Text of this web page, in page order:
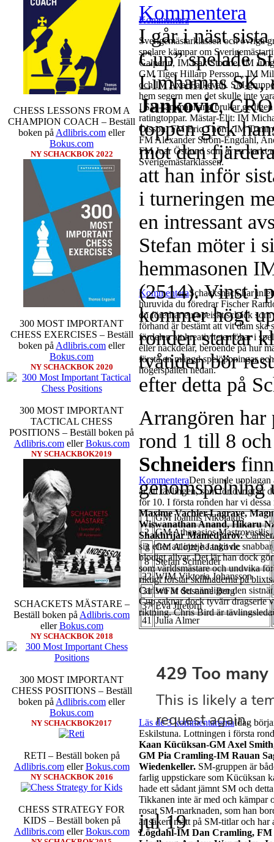
CHESS LESSONS FROM A
CHAMPION COACH – Beställ
boken på Adlibris.com eller
Bokus.com
NY SCHACKBOK 2022
300 MOST IMPORTANT
CHESS EXERCISES – Beställ
boken påAdlibris.com eller
Bokus.com
NY SCHACKBOK 2020
300 MOST IMPORTANT
TACTICAL CHESS
POSITIONS – Beställ boken på
Adlibris.comellerBokus.com
NY SCHACKBOK2019
SCHACKETS MÄSTARE –
Beställ boken på Adlibris.com
ellerBokus.com
NY SCHACKBOK 2018
300 MOST IMPORTANT
CHESS POSITIONS – Beställ
boken på Adlibris.com eller
Bokus.com
NY SCHACKBOK2017
RETI – Beställ boken på
Adlibris.comellerBokus.com
NY SCHACKBOK 2016
CHESS STRATEGY FOR
KIDS – Beställ boken på
Adlibris.comellerBokus.com
Kommentera
Sverigemästarklassen och övriga
spelare kämpar om
Galperin, IM Isak Storme, IM
GM Tiger Hillarp Persson., IM
och IM Axel Falkevall. SM-
hem segern men det skulle inte
I SM-sammanhang brukar
ratingtoppar. Mästar-Elit: IM
Olsson, FM Eric Thörn, IM
FM Alexander Ström-Engdahl,
FM Joar Östlund som är en starkt
Sverigemästarklassen.
KommenteraSchacksnack har
huruvida du föredrar Fischer
du föredrar europeiskt schack
förhand är bestämt att vit dam ska
fördelen att kreativiteten ökar i
eller nackdelar, beroende på hur
förstå en mängd spelöppningar
högerspalten nedan.
KommenteraDen sjunde
är att tävlingen, som för övrigt är
för 10. I första ronden har vi
Maxime Vachier-Lagrave,
Wiswanathan Anand, Hikaru
Shakhrijar Mamedjarov.
sig efter att inte ha tagit de
blodigt allvar. Det lär han dock
som världsmästare och undvika
riktigt förstår skillnaderna på
Carlsen är det nämligen den
Cup saknar dock tyvärr dragserie
riktning. Chris Bird är
Läs de 3 kommentarernaIdag
Eskilstuna. Lottningen i första
Kaan Kücüksan-GM Axel
GM Pia Cramling-IM Rauan
Wiedenkeller. SM-gruppen är
farlig uppstickare som Kücüksan
hade ett sådant jämnt SM och
Tikkanen inte är med och kämpar
rosat SM-marknaden, som han
är säkert mätt på SM-titlar och
Lögdahl-IM Dan Cramling,
Kommentera
I går i näst
Cup” spelade
Limhamns
Jankovic,
toppen gick
mot den
att han inför
i turneringen
en intressant
Stefan möter i
hemmasonen
(2514). Vinst i
kommer högt
ronden startar
tvåtiden bör
efter detta på
Arrangören
rond 1 till 8
Schneiders
genomspelning
1 GM Ioannis Nikolaidis
2 GM Athanasios Mastrovasilis
3 GM Alojzije Jankovic
8 Stefan Schneider
22 WIM Viktoria Johansson
31 WFM Susanne Berg
37 Eva Jiretorn
41 Julia Almer
jul19